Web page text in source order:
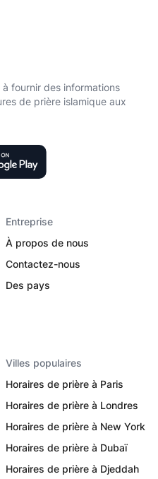
fournir des informations
de prière islamique aux
Entreprise
À propos de nous
Contactez-nous
Des pays
Villes populaires
Horaires de prière à Paris
Horaires de prière à Londres
Horaires de prière à New York
Horaires de prière à Dubaï
Horaires de prière à Djeddah